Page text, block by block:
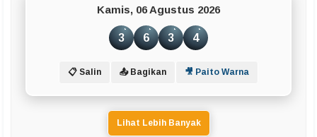
Kamis, 06 Agustus 2026
3 6 3 4
📋 Salin 📤 Bagikan 🎥 Paito Warna
Lihat Lebih Banyak